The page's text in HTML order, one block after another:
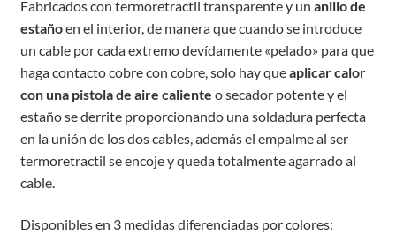
Fabricados con termoretractil transparente y un anillo de
estañoen el interior, de manera que cuando se introduce
un cable por cada extremo devídamente «pelado» para que
haga contacto cobre con cobre, solo hay queaplicar calor
con una pistola de aire caliente o secador potente y el
estaño se derrite proporcionando una soldadura perfecta
en la unión de los dos cables, además el empalme al ser
termoretractil se encoje y queda totalmente agarrado al
cable.
Disponibles en 3 medidas diferenciadas por colores: